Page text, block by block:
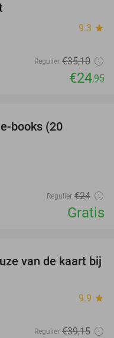
9.3 star
Regulier €35,10
€24,95
books (20
Regulier €24
Gratis
40%
van de kaart bij
9.9 star
Regulier €39,15